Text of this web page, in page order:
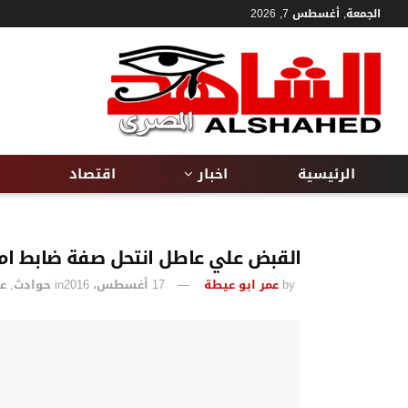
الجمعة, أغسطس 7, 2026
الرئيسية اخبار اقتصاد
القبض علي عاطل انتحل صفة ضابط امن دولة
by عمر ابو عيطة 17 أغسطس، 2016 in حوادث,